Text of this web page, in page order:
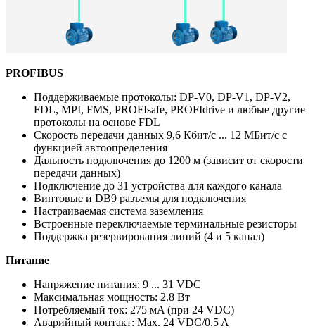
PROFIBUS
Поддерживаемые протоколы: DP-V0, DP-V1, DP-V2,
FDL, MPI, FMS, PROFIsafe, PROFIdrive и любые другие
протоколы на основе FDL
Скорость передачи данных 9,6 Кбит/с ... 12 МБит/с с
функцией автоопределения
Дальность подключения до 1200 м (зависит от скорости
передачи данных)
Подключение до 31 устройства для каждого канала
Винтовые и DB9 разъемы для подключения
Настраиваемая система заземления
Встроенные переключаемые терминальные резисторы
Поддержка резервирования линий (4 и 5 канал)
Питание
Напряжение питания: 9 ... 31 VDC
Максимальная мощность: 2.8 Вт
Потребляемый ток: 275 мA (при 24 VDC)
Аварийный контакт: Max. 24 VDC/0.5 A